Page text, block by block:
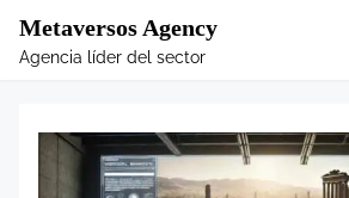
Metaversos Agency
Agencia líder del sector